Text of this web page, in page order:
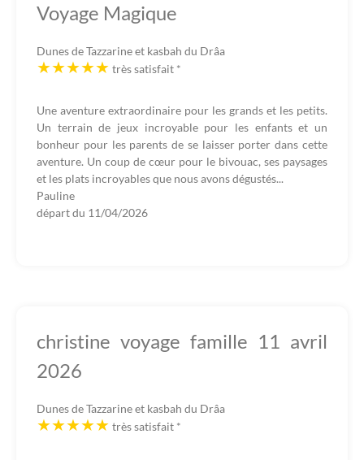
Voyage Magique
Dunes de Tazzarine et kasbah du Drâa
très satisfait *
Une aventure extraordinaire pour les grands et les petits.
Un terrain de jeux incroyable pour les enfants et un
bonheur pour les parents de se laisser porter dans cette
aventure. Un coup de cœur pour le bivouac, ses paysages
et les plats incroyables que nous avons dégustés...
Pauline
départ du 11/04/2026
christine voyage famille 11 avril
2026
Dunes de Tazzarine et kasbah du Drâa
très satisfait *